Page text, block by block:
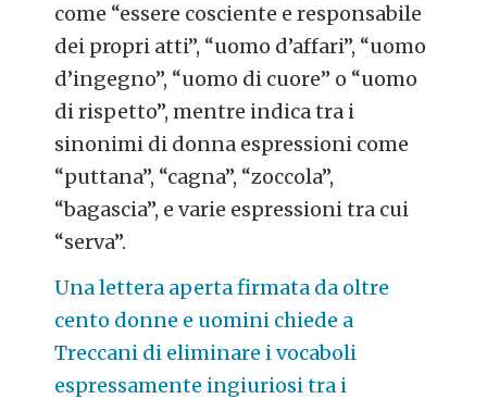
come “essere cosciente e responsabile
dei propri atti”, “uomo d’affari”, “uomo
d’ingegno”, “uomo di cuore” o “uomo
di rispetto”, mentre indica tra i
sinonimi di donna espressioni come
“puttana”, “cagna”, “zoccola”,
“bagascia”, e varie espressioni tra cui
“serva”.
Una lettera aperta firmata da oltre
cento donne e uomini chiede a
Treccani di eliminare i vocaboli
espressamente ingiuriosi tra i